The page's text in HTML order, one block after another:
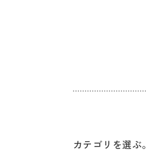
カテゴリを選ぶ。